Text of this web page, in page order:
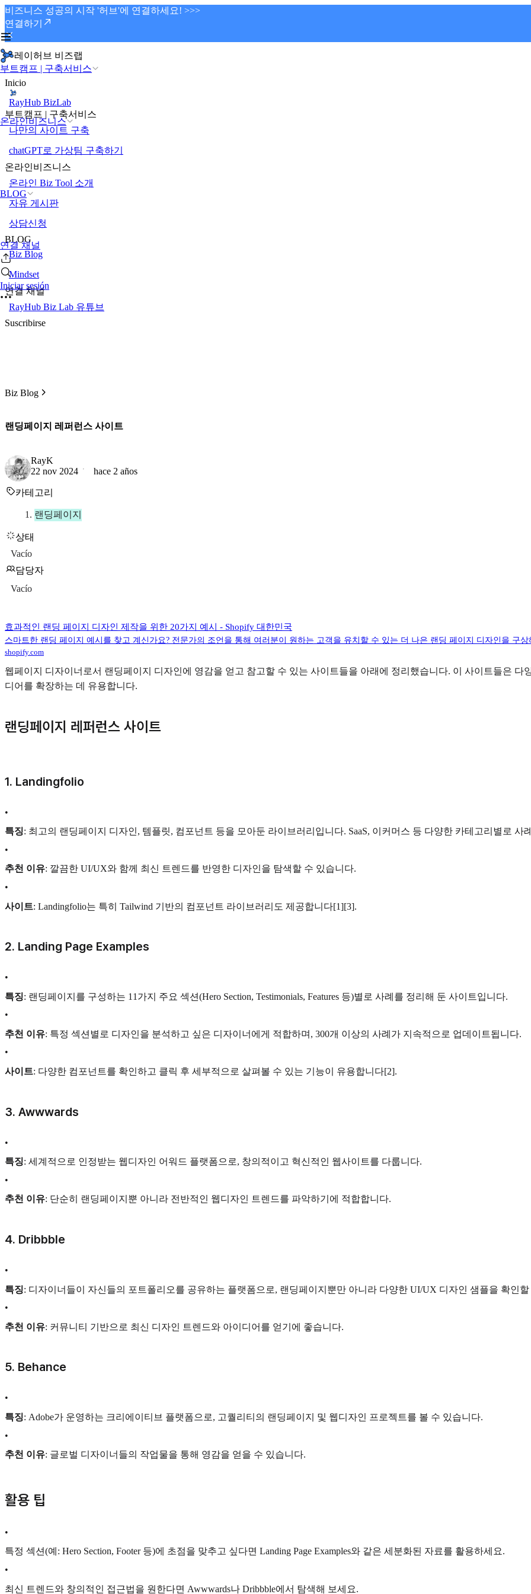
비즈니스 성공의 시작 '허브'에 연결하세요! >>>
연결하기
레이허브 비즈랩
부트캠프 | 구축서비스
온라인비즈니스
BLOG
연결 채널
Iniciar sesión
Inicio
RayHub BizLab
부트캠프 | 구축서비스
나만의 사이트 구축
chatGPT로 가상팀 구축하기
온라인비즈니스
온라인 Biz Tool 소개
자유 게시판
상담신청
BLOG
Biz Blog
Mindset
연결 채널
RayHub Biz Lab 유튜브
Suscribirse
Biz Blog
랜딩페이지 레퍼런스 사이트
RayK
22 nov 2024
hace 2 años
카테고리
랜딩페이지
상태
Vacío
담당자
Vacío
효과적인 랜딩 페이지 디자인 제작을 위한 20가지 예시 - Shopify 대한민국
스마트한 랜딩 페이지 예시를 찾고 계신가요? 전문가의 조언을 통해 여러분이 원하는 고객을 유치할 수 있는 더 나은 랜딩 페이지 디자인을 구상
shopify.com
웹페이지 디자이너로서 랜딩페이지 디자인에 영감을 얻고 참고할 수 있는 사이트들을 아래에 정리했습니다. 이 사이트들은 다
디어를 확장하는 데 유용합니다.
랜딩페이지 레퍼런스 사이트
1. Landingfolio
•
특징: 최고의 랜딩페이지 디자인, 템플릿, 컴포넌트 등을 모아둔 라이브러리입니다. SaaS, 이커머스 등 다양한 카테고리별로 사
•
추천 이유: 깔끔한 UI/UX와 함께 최신 트렌드를 반영한 디자인을 탐색할 수 있습니다.
•
사이트: Landingfolio는 특히 Tailwind 기반의 컴포넌트 라이브러리도 제공합니다[1][3].
2. Landing Page Examples
•
특징: 랜딩페이지를 구성하는 11가지 주요 섹션(Hero Section, Testimonials, Features 등)별로 사례를 정리해 둔 사이트입니다.
•
추천 이유: 특정 섹션별로 디자인을 분석하고 싶은 디자이너에게 적합하며, 300개 이상의 사례가 지속적으로 업데이트됩니다.
•
사이트: 다양한 컴포넌트를 확인하고 클릭 후 세부적으로 살펴볼 수 있는 기능이 유용합니다[2].
3. Awwwards
•
특징: 세계적으로 인정받는 웹디자인 어워드 플랫폼으로, 창의적이고 혁신적인 웹사이트를 다룹니다.
•
추천 이유: 단순히 랜딩페이지뿐 아니라 전반적인 웹디자인 트렌드를 파악하기에 적합합니다.
4. Dribbble
•
특징: 디자이너들이 자신들의 포트폴리오를 공유하는 플랫폼으로, 랜딩페이지뿐만 아니라 다양한 UI/UX 디자인 샘플을 확인
•
추천 이유: 커뮤니티 기반으로 최신 디자인 트렌드와 아이디어를 얻기에 좋습니다.
5. Behance
•
특징: Adobe가 운영하는 크리에이티브 플랫폼으로, 고퀄리티의 랜딩페이지 및 웹디자인 프로젝트를 볼 수 있습니다.
•
추천 이유: 글로벌 디자이너들의 작업물을 통해 영감을 얻을 수 있습니다.
활용 팁
•
특정 섹션(예: Hero Section, Footer 등)에 초점을 맞추고 싶다면 Landing Page Examples와 같은 세분화된 자료를 활용하세요.
•
최신 트렌드와 창의적인 접근법을 원한다면 Awwwards나 Dribbble에서 탐색해 보세요.